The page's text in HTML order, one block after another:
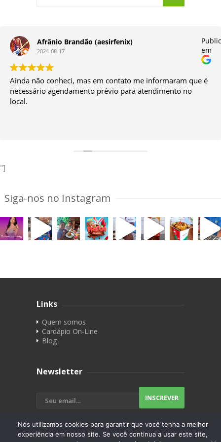
em
Afrânio Brandão (aesirfenix)
2024-08-17
Ainda não conheci, mas em contato me informaram que é
necessário agendamento prévio para atendimento no
local.
"]
Siga-nos no Instagram
Links
Quem somos
Cardápio On-Line
Blog
Newsletter
Nós utilizamos cookies para garantir que você tenha a melhor
experiência em nosso site. Se você continua a usar este site,